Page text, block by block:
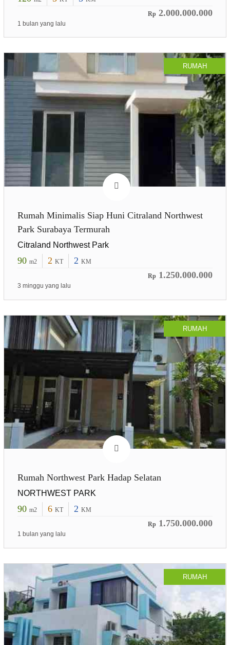
Rp 2.000.000.000
1 bulan yang lalu
RUMAH
Rumah Minimalis Siap Huni Citraland Northwest
Park Surabaya Termurah
Citraland Northwest Park
90 m2 2 KT 2 KM
Rp 1.250.000.000
3 minggu yang lalu
RUMAH
Rumah Northwest Park Hadap Selatan
NORTHWEST PARK
90 m2 6 KT 2 KM
Rp 1.750.000.000
1 bulan yang lalu
RUMAH